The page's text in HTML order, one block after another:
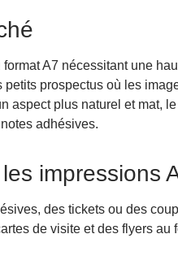
A7 nécessitant une
petits prospectus où les
aspect plus naturel et mat,
adhésives.
impressions
des tickets ou des
de visite et des flyers au